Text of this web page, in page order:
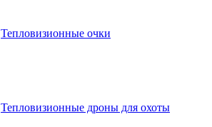
Тепловизионные очки
Тепловизионные дроны для охоты